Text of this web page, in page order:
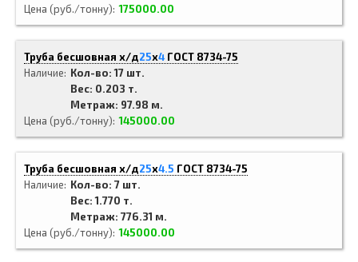
Цена (руб./тонну) 175000.00
Труба бесшовная х/д25x4 ГОСТ 8734-75
Наличие
Кол-во: 17 шт.
Вес: 0.203 т.
Метраж: 97.98 м.
Цена (руб./тонну) 145000.00
Труба бесшовная х/д25x4.5 ГОСТ 8734-75
Наличие
Кол-во: 7 шт.
Вес: 1.770 т.
Метраж: 776.31 м.
Цена (руб./тонну) 145000.00